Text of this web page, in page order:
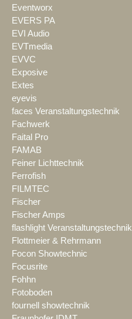
Eventworx
EVERS PA
EVI Audio
EVTmedia
EVVC
Exposive
Extes
eyevis
faces Veranstaltungstechnik
Fachwerk
Faital Pro
FAMAB
Feiner Lichttechnik
Ferrofish
FILMTEC
Fischer
Fischer Amps
flashlight Veranstaltungstechnik
Flottmeier & Rehrmann
Focon Showtechnic
Focusrite
Fohhn
Fotoboden
fournell showtechnik